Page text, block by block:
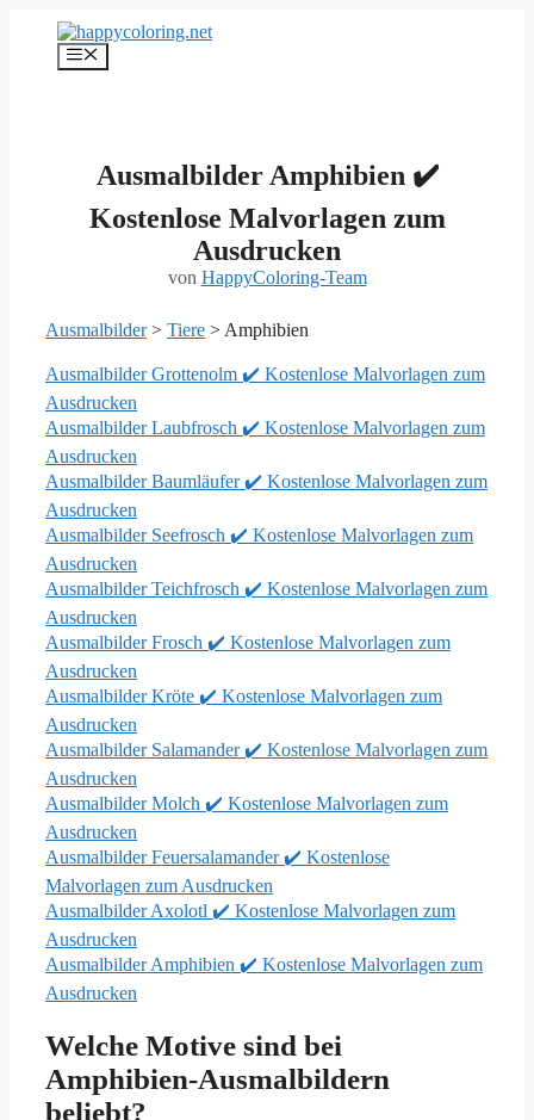
springen
Menü
Ausmalbilder Amphibien ✔️
Kostenlose Malvorlagen zum
Ausdrucken
von HappyColoring-Team
Ausmalbilder> Tiere > Amphibien
Ausmalbilder Grottenolm ✔️ Kostenlose Malvorlagen zum
Ausdrucken
Ausmalbilder Laubfrosch ✔️ Kostenlose Malvorlagen zum
Ausdrucken
Ausmalbilder Baumläufer ✔️ Kostenlose Malvorlagen zum
Ausdrucken
Ausmalbilder Seefrosch ✔️ Kostenlose Malvorlagen zum
Ausdrucken
Ausmalbilder Teichfrosch ✔️ Kostenlose Malvorlagen zum
Ausdrucken
Ausmalbilder Frosch ✔️ Kostenlose Malvorlagen zum
Ausdrucken
Ausmalbilder Kröte ✔️ Kostenlose Malvorlagen zum
Ausdrucken
Ausmalbilder Salamander ✔️ Kostenlose Malvorlagen zum
Ausdrucken
Ausmalbilder Molch ✔️ Kostenlose Malvorlagen zum
Ausdrucken
Ausmalbilder Feuersalamander ✔️ Kostenlose
Malvorlagen zum Ausdrucken
Ausmalbilder Axolotl ✔️ Kostenlose Malvorlagen zum
Ausdrucken
Ausmalbilder Amphibien ✔️ Kostenlose Malvorlagen zum
Ausdrucken
Welche Motive sind bei
Amphibien-Ausmalbildern
beliebt?